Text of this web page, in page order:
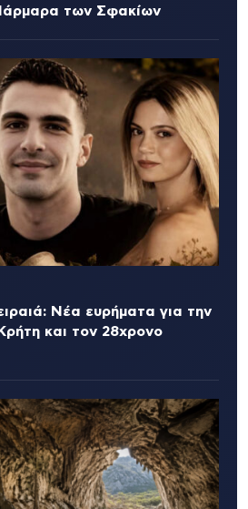
των Σφακίων
Νέα ευρήματα για την
και τον 28χρονο